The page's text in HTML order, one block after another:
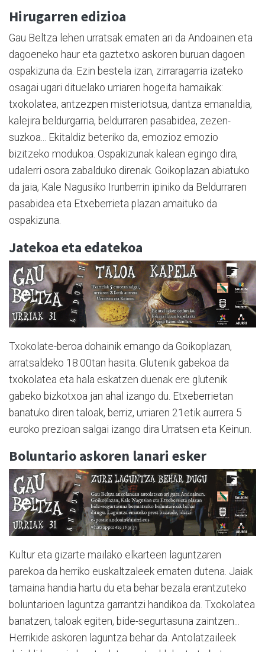
Hirugarren edizioa
Gau Beltza lehen urratsak ematen ari da Andoainen eta
dagoeneko haur eta gaztetxo askoren buruan dagoen
ospakizuna da. Ezin bestela izan, zirraragarria izateko
osagai ugari dituelako urriaren hogeita hamaikak:
txokolatea, antzezpen misteriotsua, dantza emanaldia,
kalejira beldurgarria, beldurraren pasabidea, zezen-
suzkoa... Ekitaldiz beteriko da, emozioz emozio
bizitzeko modukoa. Ospakizunak kalean egingo dira,
udalerri osora zabalduko direnak. Goikoplazan abiatuko
da jaia, Kale Nagusiko Irunberrin ipiniko da Beldurraren
pasabidea eta Etxeberrieta plazan amaituko da
ospakizuna.
Jatekoa eta edatekoa
Txokolate-beroa dohainik emango da Goikoplazan,
arratsaldeko 18:00tan hasita. Glutenik gabekoa da
txokolatea eta hala eskatzen duenak ere glutenik
gabeko bizkotxoa jan ahal izango du. Etxeberrietan
banatuko diren taloak, berriz, urriaren 21etik aurrera 5
euroko prezioan salgai izango dira Urratsen eta Keinun.
Boluntario askoren lanari esker
Kultur eta gizarte mailako elkarteen laguntzaren
parekoa da herriko euskaltzaleek ematen dutena. Jaiak
tamaina handia hartu du eta behar bezala erantzuteko
boluntarioen laguntza garrantzi handikoa da. Txokolatea
banatzen, taloak egiten, bide-segurtasuna zaintzen...
Herrikide askoren laguntza behar da. Antolatzaileek